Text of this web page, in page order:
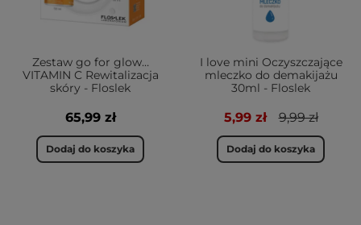
Zestaw go for glow…
VITAMIN C Rewitalizacja
skóry - Floslek
65,99 zł
Dodaj do koszyka
I love mini Oczyszczające
mleczko do demakijażu
30ml - Floslek
5,99 zł 9,99 zł
Dodaj do koszyka